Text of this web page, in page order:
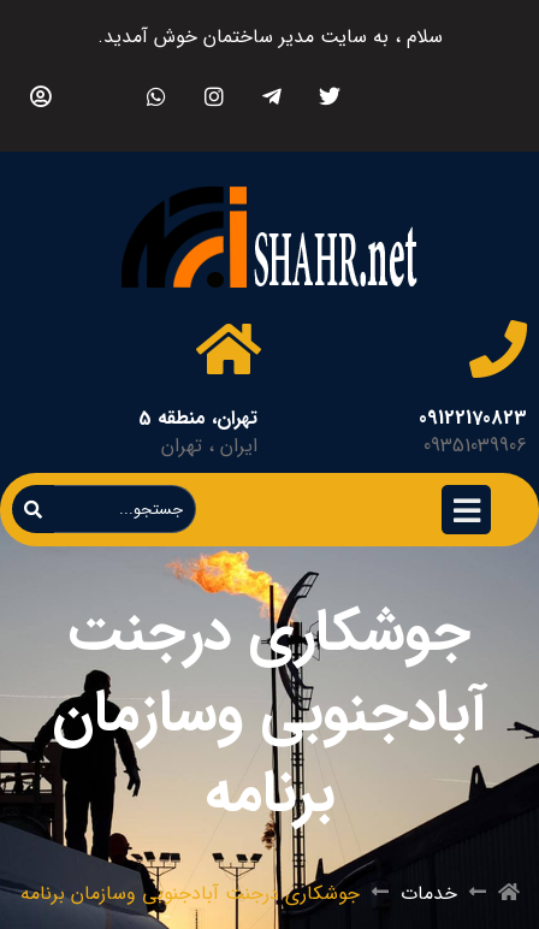
سلام ، به سایت مدیر ساختمان خوش آمدید.
09122170823
09351039906
تهران، منطقه 5
ایران ، تهران
جوشکاری درجنت
آبادجنوبی وسازمان
برنامه
خدمات جوشکاری درجنت آبادجنوبی وسازمان برنامه